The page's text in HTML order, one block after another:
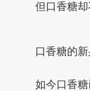
但口香糖
口香糖的
如今口香